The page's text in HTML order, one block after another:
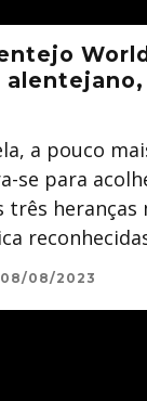
a pouco
se para
três heranças
08/08/2023